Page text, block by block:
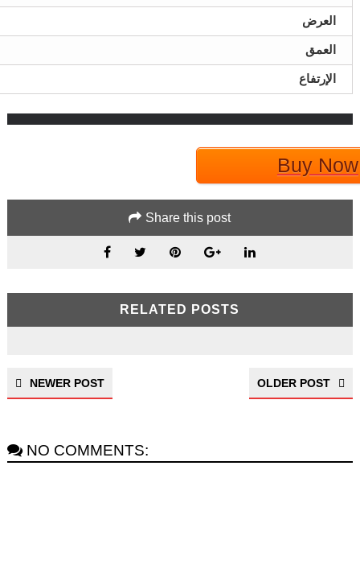
العرض
العمق
الإرتفاع
Buy Now
Share this post
RELATED POSTS
NEWER POST OLDER POST
NO COMMENTS: